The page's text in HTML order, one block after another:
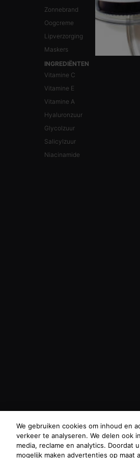
Zonnebrand
Oogcreme
Lipverzorging
Maskers
INGREDIËNTEN
Vitamine C
Vitamine E
Vitamine A
Hyaluronzuur
Glycolzuur
Salicylzuur
Niacinamide
Oostenrijk|Brazilië|Canada|Frankrijk
We gebruiken cookies om inhoud en
verkeer te analyseren. We delen ook
media, reclame en analytics. Doordat
mogelijk maken advertenties op